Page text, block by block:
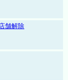
舗解除